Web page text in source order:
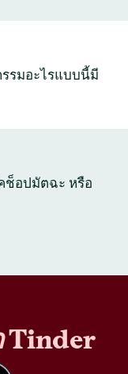
รรมอะไรแบบนี้มี
ช็อปมัตฉะ หรือ
Tinder